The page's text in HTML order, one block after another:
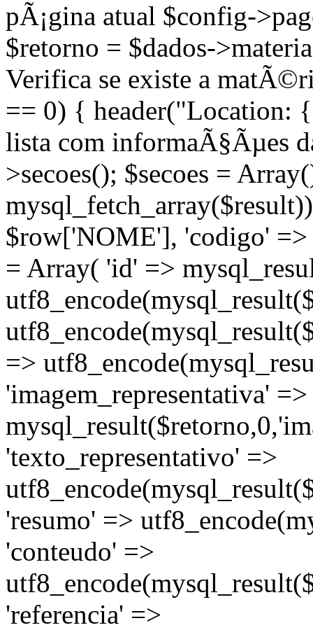
pÃ¡gina atual $config-
$retorno = $dados-
Verifica se existe a
== 0) { header("Location:
lista com informaÃ§Ãµes
>secoes(); $secoes =
$row['NOME'], 'codigo'
= Array( 'id' =>
=>
'imagem_representativa' =>
'texto_representativo' =>
'resumo' =>
'conteudo' =>
'referencia' =>